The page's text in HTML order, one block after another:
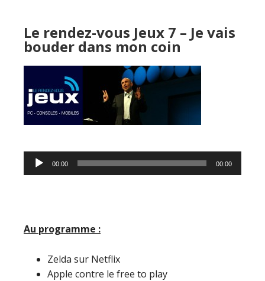
Le rendez-vous Jeux 7 – Je vais
bouder dans mon coin
Lecteur
audio
00:00 00:00
Au programme :
Zelda sur Netflix
Apple contre le free to play